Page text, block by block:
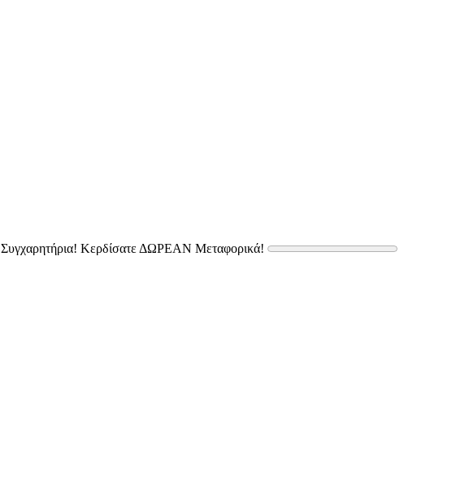
Συγχαρητήρια! Κερδίσατε ΔΩΡΕΑΝ Μεταφορικά!